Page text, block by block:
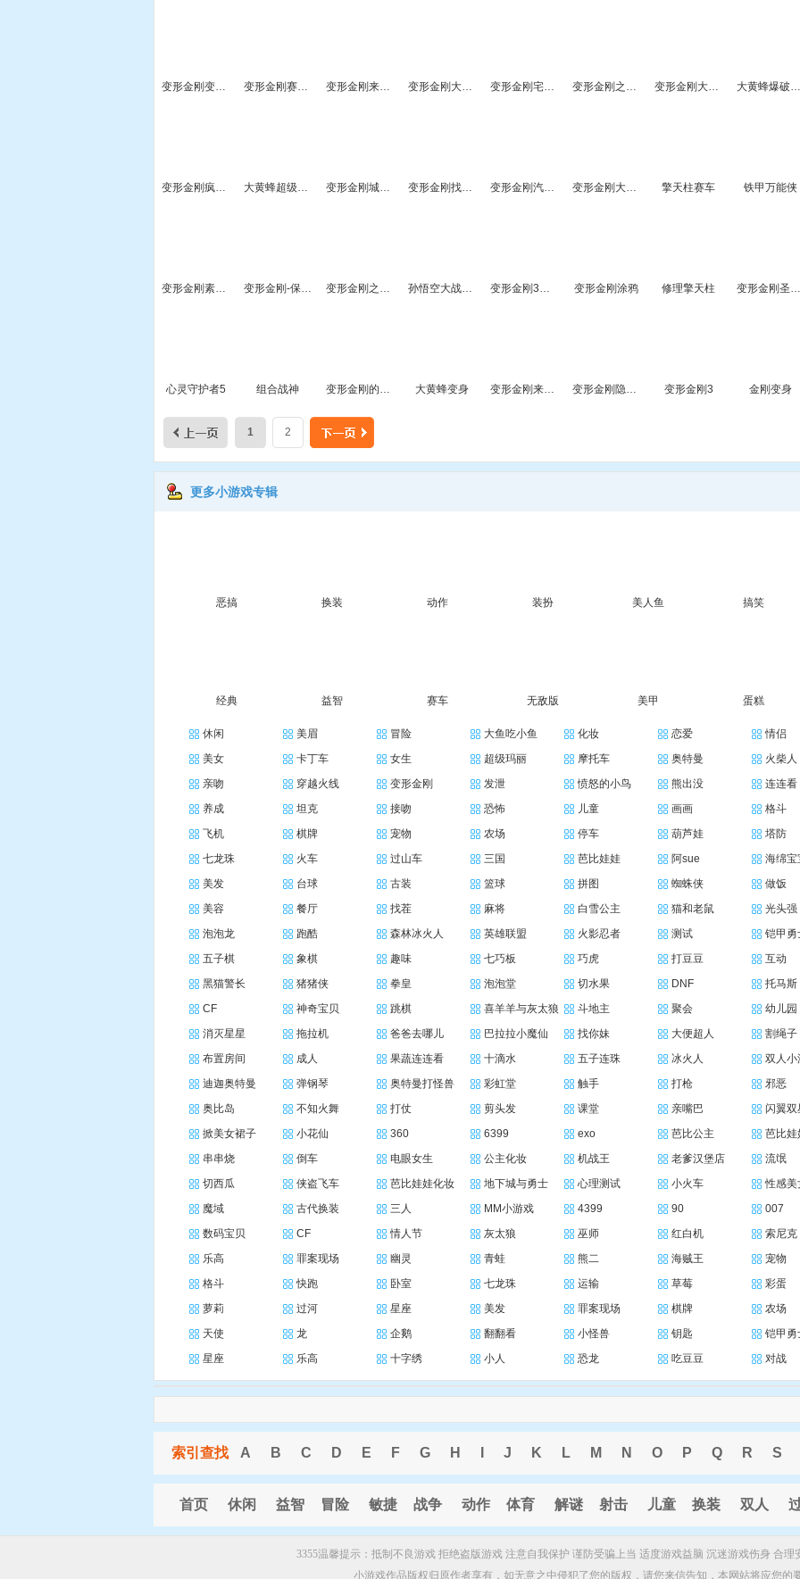
变形金刚变身秀 变形金刚赛车2 变形金刚来找茬 变形金刚大变身 变形金刚宅急送 变形金刚之黑旋风使命 变形金刚大战迷宫场 大黄蜂爆破行动
变形金刚疯狂大黄蜂 大黄蜂超级战士 变形金刚城市除恶 变形金刚找字母 变形金刚汽车拼图 变形金刚大逃亡 擎天柱赛车 铁甲万能侠
变形金刚素材拼图大集合 变形金刚-保护能量块 变形金刚之堕落的复仇 孙悟空大战变形金刚无敌版 变形金刚3擎天柱大战威震天 变形金刚涂鸦 修理擎天柱 变形金刚圣诞摩托车
心灵守护者5 组合战神 变形金刚的复仇 大黄蜂变身 变形金刚来拼图 变形金刚隐藏数字 变形金刚3 金刚变身
1 2
更多小游戏专辑
恶搞 换装 动作 装扮 美人鱼 搞笑
经典 益智 赛车 无敌版 美甲 蛋糕
休闲 美眉 冒险 大鱼吃小鱼 化妆 恋爱 情侣
美女
卡丁车 女生 超级玛丽 摩托车 奥特曼 火柴人
亲吻
穿越火线 变形金刚 发泄 愤怒的小鸟 熊出没 连连看
养成
坦克 接吻 恐怖 儿童 画画 格斗
飞机
棋牌 宠物 农场 停车 葫芦娃 塔防
七龙珠
火车 过山车 三国 芭比娃娃 阿sue 海绵宝
美发
台球 古装 篮球 拼图 蜘蛛侠 做饭
美容
餐厅 找茬 麻将 白雪公主 猫和老鼠 光头强
泡泡龙
跑酷 森林冰火人 英雄联盟 火影忍者 测试 铠甲勇
五子棋
象棋 趣味 七巧板 巧虎 打豆豆 互动
黑猫警长
猪猪侠 拳皇 泡泡堂 切水果 DNF 托马斯
CF
神奇宝贝 跳棋 喜羊羊与灰太狼 斗地主 聚会 幼儿园
消灭星星
拖拉机 爸爸去哪儿 巴拉拉小魔仙 找你妹 大便超人 割绳子
布置房间
成人 果蔬连连看 十滴水 五子连珠 冰火人 双人小
迪迦奥特曼
弹钢琴 奥特曼打怪兽 彩虹堂 触手 打枪 邪恶
奥比岛
不知火舞 打仗 剪头发 课堂 亲嘴巴 闪翼双
掀美女裙子
小花仙 360 6399 exo 芭比公主 芭比娃
串串烧
倒车 电眼女生 公主化妆 机战王 老爹汉堡店 流氓
切西瓜
侠盗飞车 芭比娃娃化妆 地下城与勇士 心理测试 小火车 性感美
魔域
古代换装 三人 MM小游戏 4399 90 007
数码宝贝
CF 情人节 灰太狼 巫师 红白机 索尼克
乐高
罪案现场 幽灵 青蛙 熊二 海贼王 宠物
格斗
快跑 卧室 七龙珠 运输 草莓 彩蛋
萝莉
过河 星座 美发 罪案现场 棋牌 农场
天使
龙 企鹅 翻翻看 小怪兽 钥匙 铠甲勇
星座
乐高 十字绣 小人 恐龙 吃豆豆 对战
索引查找 A B C D E F G H J K L M N O P Q R S
首页 休闲 益智 冒险 敏捷 战争 动作 体育 解谜 射击 儿童 换装 双人
3355温馨提示：抵制不良游戏 拒绝盗版游戏 注意自我保护 谨防受骗上当 适度游戏益脑 沉迷游戏伤身 合理
小游戏作品版权归原作者享有，如无意之中侵犯了您的版权，请您来信告知，本网站将应您的